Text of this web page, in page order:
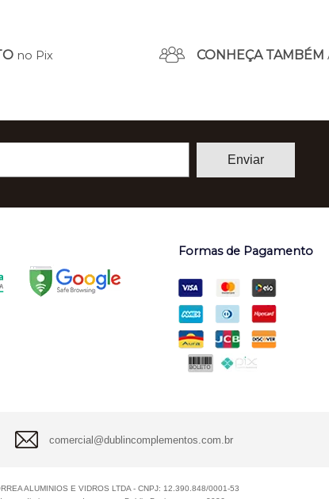
no Pix CONHEÇA TAMBÉM
Formas de Pagamento
comercial@dublincomplementos.com.br
ALUMINIOS E VIDROS LTDA - CNPJ: 12.390.848/0001-53